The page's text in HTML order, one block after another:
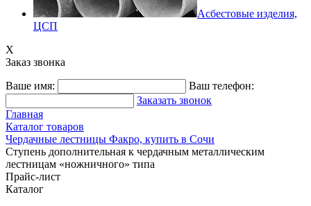
Асбестовые изделия,
ЦСП
X
Заказ звонка
Ваше имя:
Ваш телефон:
Заказать звонок
Главная
Каталог товаров
Чердачные лестницы Факро, купить в Сочи
Ступень дополнительная к чердачным металлическим
лестницам «ножничного» типа
Прайс-лист
Каталог